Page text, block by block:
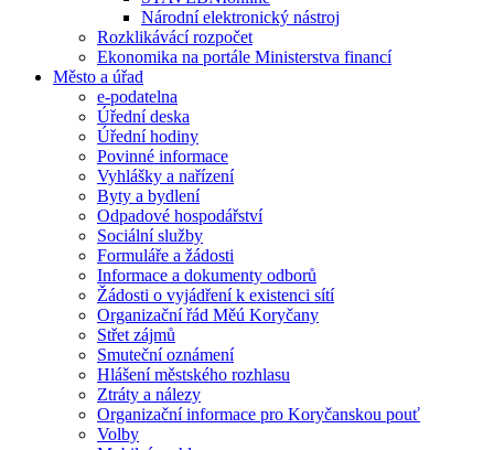
Národní elektronický nástroj
Rozklikávácí rozpočet
Ekonomika na portále Ministerstva financí
Město a úřad
e-podatelna
Úřední deska
Úřední hodiny
Povinné informace
Vyhlášky a nařízení
Byty a bydlení
Odpadové hospodářství
Sociální služby
Formuláře a žádosti
Informace a dokumenty odborů
Žádosti o vyjádření k existenci sítí
Organizační řád Měú Koryčany
Střet zájmů
Smuteční oznámení
Hlášení městského rozhlasu
Ztráty a nálezy
Organizační informace pro Koryčanskou pouť
Volby